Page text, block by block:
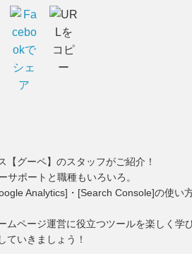
グーペ】のスタッフがご紹介！
ポートと職種もいろいろ。
Analytics]・[Search Console]の使い
ページ運営に役立つツールを楽しく学
ていきましょう！